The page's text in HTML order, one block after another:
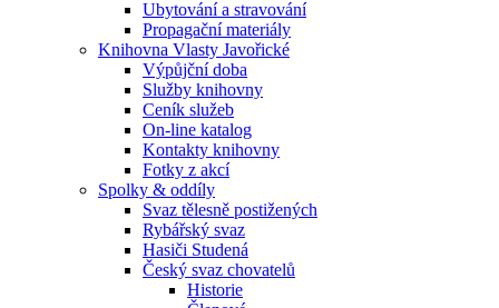
Ubytování a stravování
Propagační materiály
Knihovna Vlasty Javořické
Výpůjční doba
Služby knihovny
Ceník služeb
On-line katalog
Kontakty knihovny
Fotky z akcí
Spolky & oddíly
Svaz tělesně postižených
Rybářský svaz
Hasiči Studená
Český svaz chovatelů
Historie